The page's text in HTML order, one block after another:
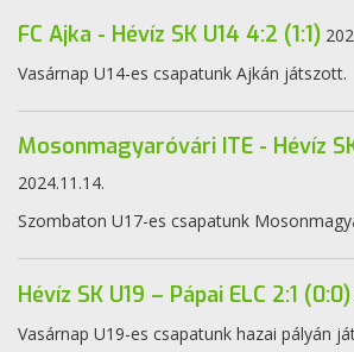
FC Ajka - Hévíz SK U14 4:2 (1:1)
Vasárnap U14-es csapatunk Ajkán játszott.
Mosonmagyaróvári ITE - Hévíz
2024.11.14.
Szombaton U17-es csapatunk
Hévíz SK U19 – Pápai ELC 2:1 (0:0)
Vasárnap U19-es csapatunk hazai pályán